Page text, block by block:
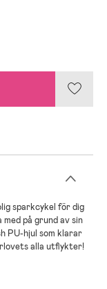
sparkcykel för dig
på grund av sin
PU-hjul som klarar
alla utflykter!